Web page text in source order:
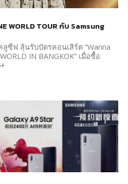
WORLD TOUR กับ Samsung
ซีฟ ลุ้นรับบัตรคอนเสิร์ต “Wanna
IN BANGKOK” เมื่อซื้อ